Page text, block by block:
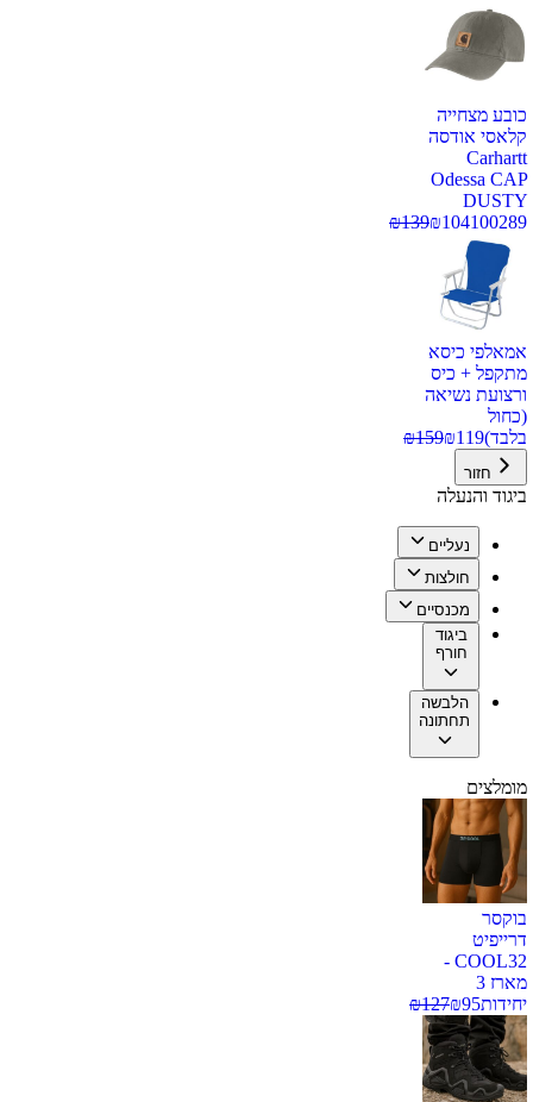
כובע מצחייה
קלאסי אודסה
Carhartt
Odessa CAP
DUSTY
100289
₪104
₪139
אמאלפי כיסא
מתקפל + כיס
ורצועת נשיאה
(כחול
בלבד)
₪119
₪159
חזור
ביגוד והנעלה
נעליים
חולצות
מכנסיים
ביגוד
חורף
הלבשה
תחתונה
מומלצים
בוקסר
דרייפיט
COOL32 -
מארז 3
יחידות
₪95
₪127